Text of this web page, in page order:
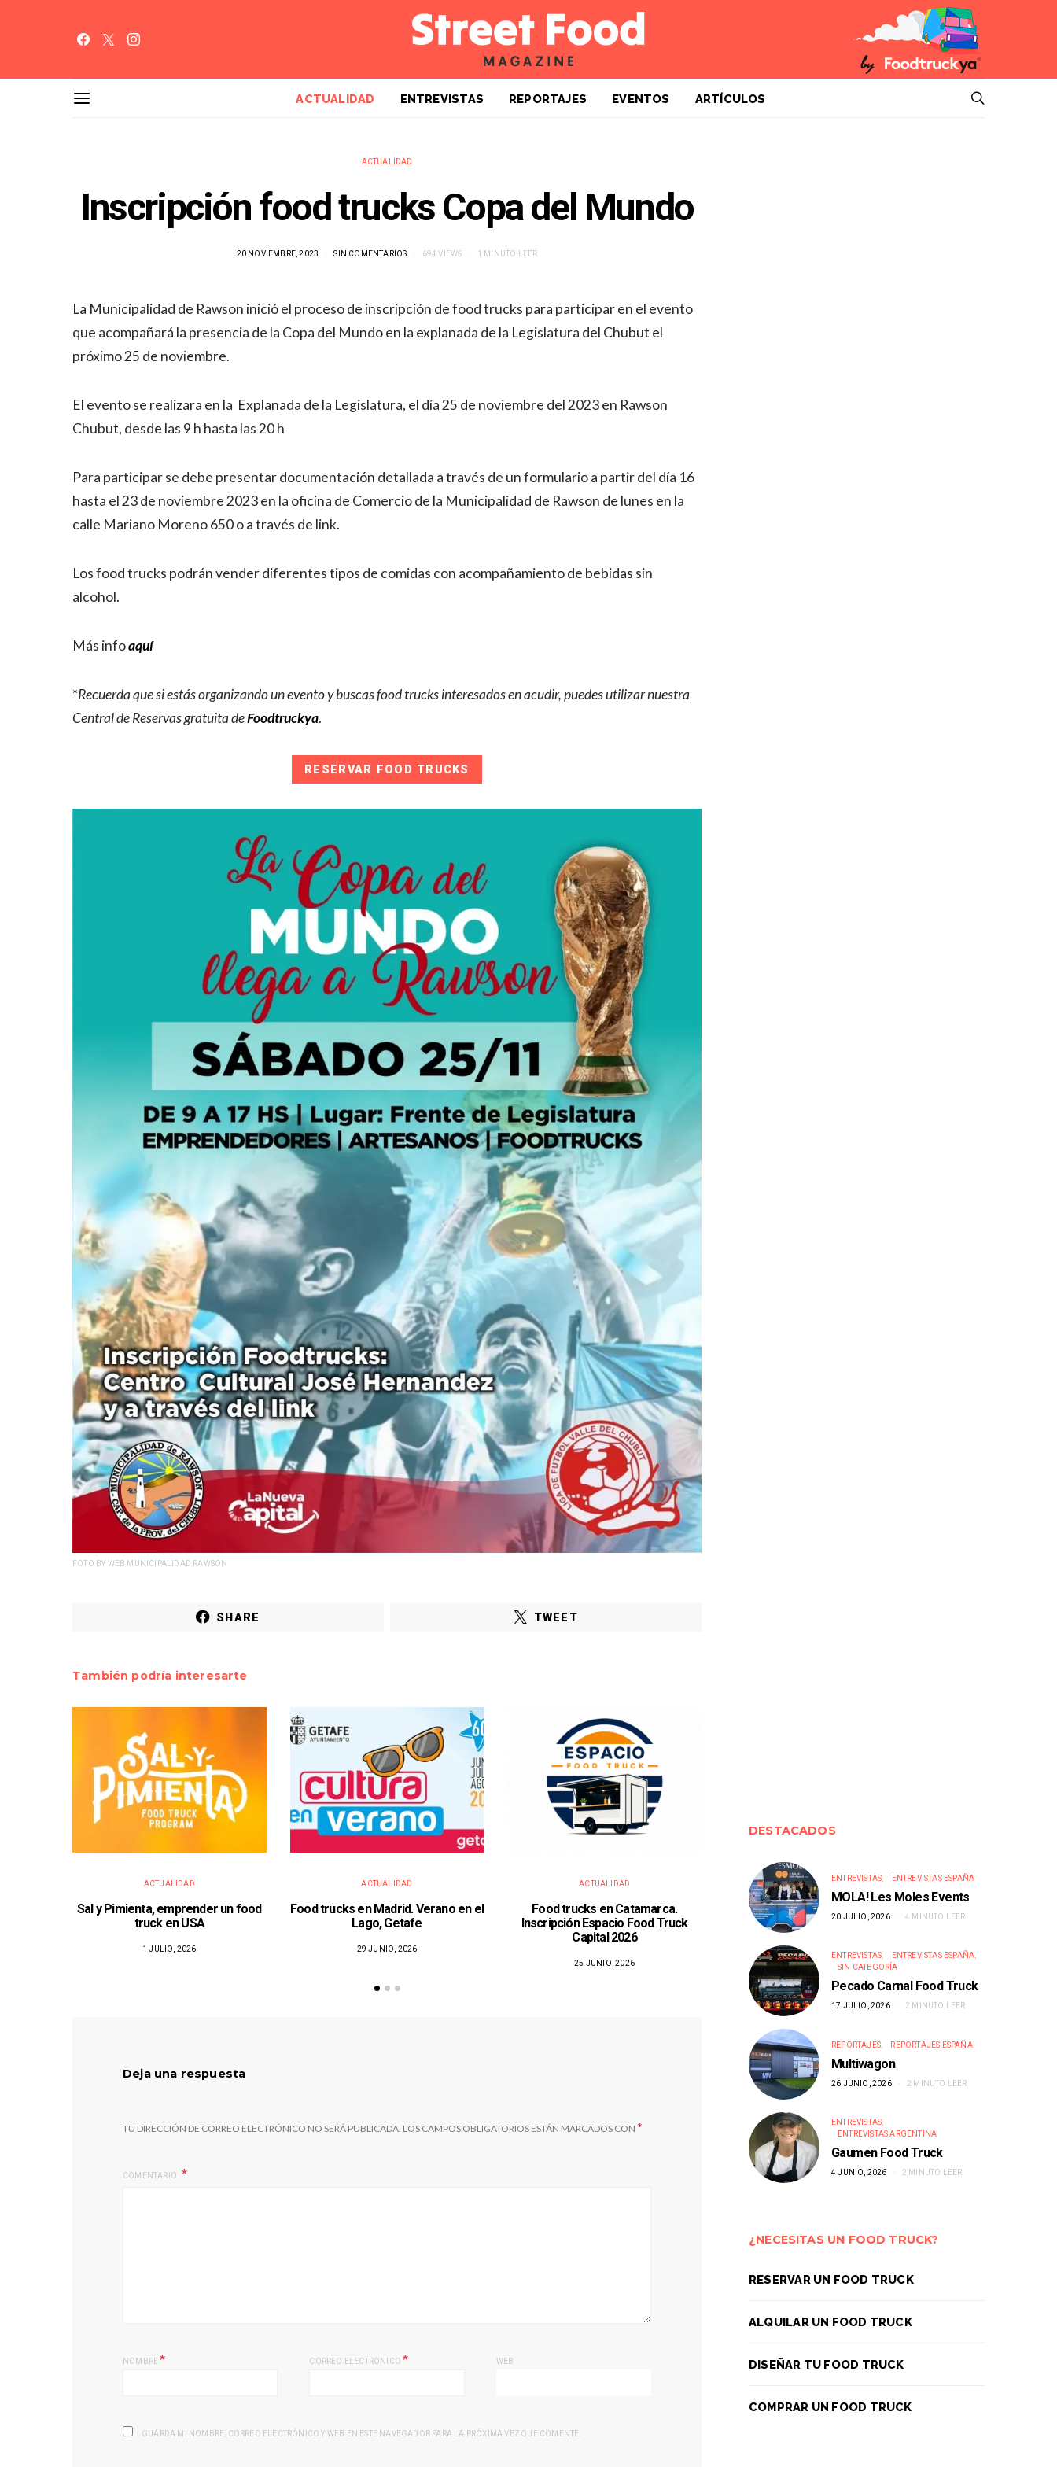
ACTUALIDAD ENTREVISTAS REPORTAJES EVENTOS ARTÍCULOS
ACTUALIDAD
Inscripción food trucks Copa del Mundo
20 NOVIEMBRE, 2023 SIN COMENTARIOS 694 VIEWS 1 MINUTO LEER
La Municipalidad de Rawson inició el proceso de inscripción de food trucks para participar en el evento
que acompañará la presencia de la Copa del Mundo en la explanada de la Legislatura del Chubut el
próximo 25 de noviembre.
El evento se realizara en la Explanada de la Legislatura, el día 25 de noviembre del 2023 en Rawson
Chubut, desde las 9 h hasta las 20 h
Para participar se debe presentar documentación detallada a través de un formulario a partir del día 16
hasta el 23 de noviembre 2023 en la oficina de Comercio de la Municipalidad de Rawson de lunes en la
calle Mariano Moreno 650 o a través de link.
Los food trucks podrán vender diferentes tipos de comidas con acompañamiento de bebidas sin
alcohol.
Más infoaquí
*Recuerda que si estás organizando un evento y buscas food trucks interesados en acudir, puedes utilizar nuestra
Central de Reservas gratuita deFoodtruckya.
RESERVAR FOOD TRUCKS
FOTO BY WEB MUNICIPALIDAD RAWSON
SHARE TWEET
También podría interesarte
ACTUALIDAD
Sal y Pimienta, emprender un food
truck en USA
1 JULIO, 2026
ACTUALIDAD
Food trucks en Madrid. Verano en el
Lago, Getafe
29 JUNIO, 2026
ACTUALIDAD
Food trucks en Catamarca.
Inscripción Espacio Food Truck
Capital 2026
25 JUNIO, 2026
ACTUALIDAD
Food trucks en Buenos Aires.
Convocatoria Festival de Invierno
16 JUNIO, 2026
Deja una respuesta
TU DIRECCIÓN DE CORREO ELECTRÓNICO NO SERÁ PUBLICADA. LOS CAMPOS OBLIGATORIOS ESTÁN MARCADOS CON *
COMENTARIO
NOMBRE * CORREO ELECTRÓNICO * WEB
GUARDA MI NOMBRE, CORREO ELECTRÓNICO Y WEB EN ESTE NAVEGADOR PARA LA PRÓXIMA VEZ QUE COMENTE.
DESTACADOS
ENTREVISTAS ENTREVISTAS ESPAÑA
MOLA! Les Moles Events
20 JULIO, 2026 4 MINUTO LEER
ENTREVISTAS
ENTREVISTAS ESPAÑA
SIN CATEGORÍA
Pecado Carnal Food Truck
17 JULIO, 2026 2 MINUTO LEER
REPORTAJES REPORTAJES ESPAÑA
Multiwagon
26 JUNIO, 2026 2 MINUTO LEER
ENTREVISTAS
ENTREVISTAS ARGENTINA
Gaumen Food Truck
4 JUNIO, 2026 2 MINUTO LEER
¿NECESITAS UN FOOD TRUCK?
RESERVAR UN FOOD TRUCK
ALQUILAR UN FOOD TRUCK
DISEÑAR TU FOOD TRUCK
COMPRAR UN FOOD TRUCK